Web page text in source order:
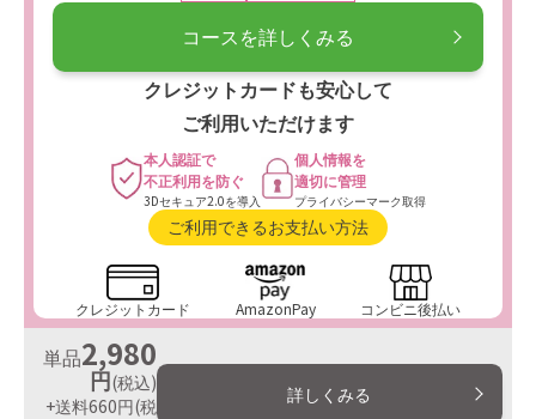
コースを詳しくみる
クレジットカードも安心して
ご利用いただけます
本人認証で
不正利用を防ぐ
3Dセキュア2.0を導入
個人情報を
適切に管理
プライバシーマーク取得
ご利用できるお支払い方法
クレジットカード AmazonPay コンビニ後払い
単品2,980
円(税込)
+送料660円(税
詳しくみる